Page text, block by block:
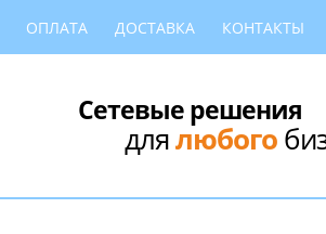
ОПЛАТА ДОСТАВКА КОНТАКТЫ
Сетевые решения
длялюбого